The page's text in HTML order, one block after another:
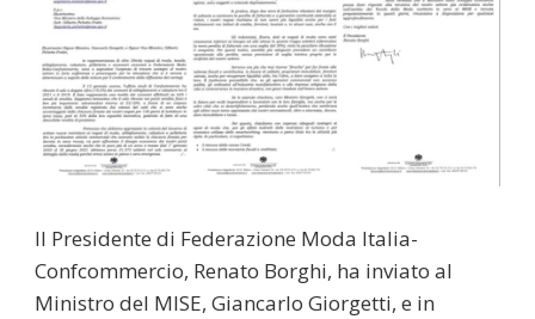
Il Presidente di Federazione Moda Italia-
Confcommercio, Renato Borghi, ha inviato al
Ministro del MISE, Giancarlo Giorgetti, e in